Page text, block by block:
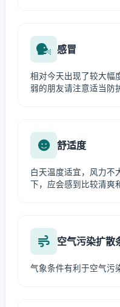
感冒
相对今天出现了较大幅
弱的朋友请注意适当防
舒适度
白天温度适宜，风力不
下，应会感到比较清爽
空气污染扩散
气象条件有利于空气污